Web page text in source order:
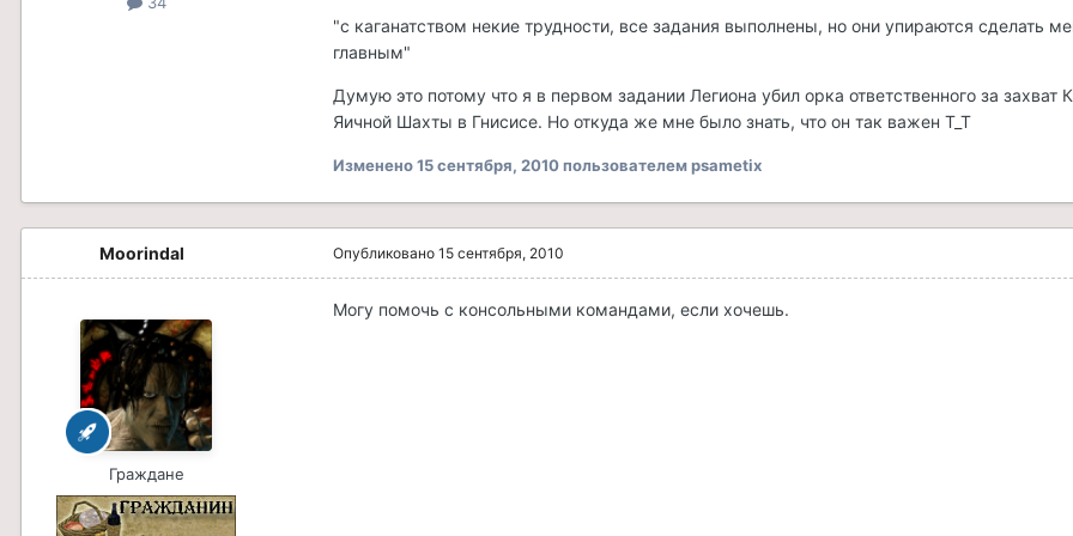
"с каганатством некие трудности, все задания выполнены, но они упираются сделать
главным"
Думую это потому что я в первом задании Легиона убил орка ответственного за захват
Яичной Шахты в Гнисисе. Но откуда же мне было знать, что он так важен Т_Т
Изменено15 сентября, 2010пользователем psametix
Moorindal
Граждане
Опубликовано 15 сентября, 2010
Могу помочь с консольными командами, если хочешь.